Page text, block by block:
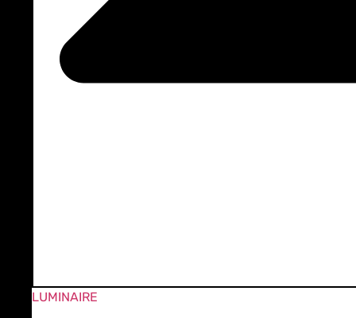
LUMINAIRE